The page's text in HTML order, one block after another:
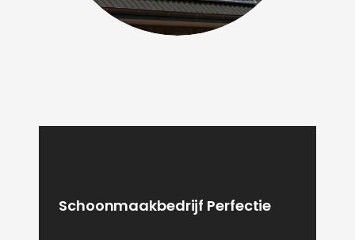
Schoonmaakbedrijf Perfectie